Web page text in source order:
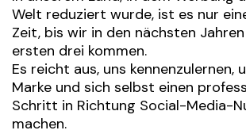
Welt reduziert wurde, ist es nur
Zeit, bis wir in den nächsten
ersten drei kommen.
Es reicht aus, uns kennenzulernen,
Marke und sich selbst einen
Schritt in Richtung Social-Media-
machen.